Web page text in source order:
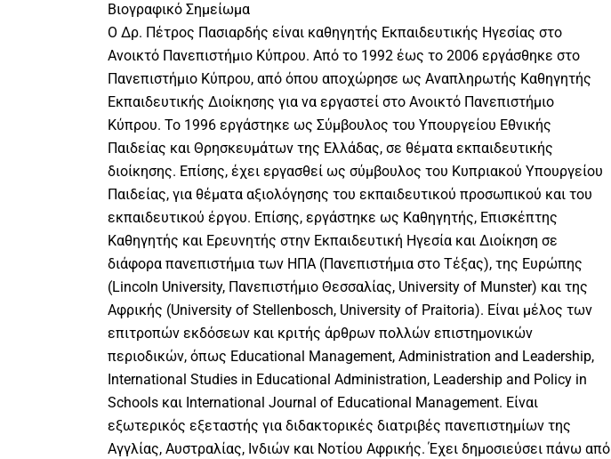
Βιογραφικό Σημείωμα
O Δρ. Πέτρος Πασιαρδής είναι καθηγητής Εκπαιδευτικής Ηγεσίας στο
Ανοικτό Πανεπιστήμιο Κύπρου. Από το 1992 έως το 2006 εργάσθηκε στο
Πανεπιστήμιο Kύπρου, από όπου αποχώρησε ως Αναπληρωτής Καθηγητής
Εκπαιδευτικής Διοίκησης για να εργαστεί στο Ανοικτό Πανεπιστήμιο
Κύπρου. Το 1996 εργάστηκε ως Σύμβουλος του Υπουργείου Εθνικής
Παιδείας και Θρησκευμάτων της Ελλάδας, σε θέματα εκπαιδευτικής
διοίκησης. Επίσης, έχει εργασθεί ως σύμβουλος του Κυπριακού Υπουργείου
Παιδείας, για θέματα αξιολόγησης του εκπαιδευτικού προσωπικού και του
εκπαιδευτικού έργου. Επίσης, εργάστηκε ως Καθηγητής, Επισκέπτης
Καθηγητής και Ερευνητής στην Εκπαιδευτική Ηγεσία και Διοίκηση σε
διάφορα πανεπιστήμια των ΗΠΑ (Πανεπιστήμια στο Τέξας), της Ευρώπης
(Lincoln University, Πανεπιστήμιο Θεσσαλίας, University of Munster) και της
Αφρικής (University of Stellenbosch, University of Praitoria). Είναι μέλος των
επιτροπών εκδόσεων και κριτής άρθρων πολλών επιστημονικών
περιοδικών, όπως Educational Management, Administration and Leadership,
International Studies in Educational Administration, Leadership and Policy in
Schools και International Journal of Educational Management. Είναι
εξωτερικός εξεταστής για διδακτορικές διατριβές πανεπιστημίων της
Αγγλίας, Αυστραλίας, Ινδιών και Νοτίου Αφρικής. Έχει δημοσιεύσει πάνω από